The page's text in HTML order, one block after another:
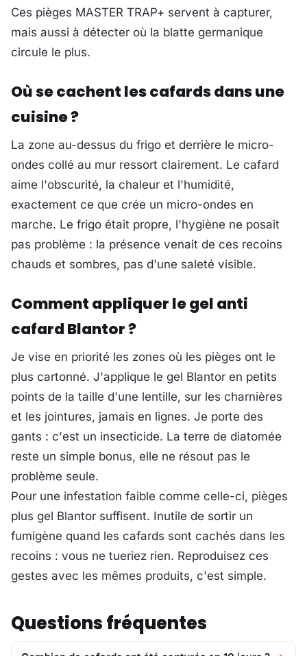
Ces pièges MASTER TRAP+ servent à capturer,
mais aussi à détecter où la blatte germanique
circule le plus.
Où se cachent les cafards dans une
cuisine ?
La zone au-dessus du frigo et derrière le micro-
ondes collé au mur ressort clairement. Le cafard
aime l'obscurité, la chaleur et l'humidité,
exactement ce que crée un micro-ondes en
marche. Le frigo était propre, l'hygiène ne posait
pas problème : la présence venait de ces recoins
chauds et sombres, pas d'une saleté visible.
Comment appliquer le gel anti
cafard Blantor ?
Je vise en priorité les zones où les pièges ont le
plus cartonné. J'applique le gel Blantor en petits
points de la taille d'une lentille, sur les charnières
et les jointures, jamais en lignes. Je porte des
gants : c'est un insecticide. La terre de diatomée
reste un simple bonus, elle ne résout pas le
problème seule.
Pour une infestation faible comme celle-ci, pièges
plus gel Blantor suffisent. Inutile de sortir un
fumigène quand les cafards sont cachés dans les
recoins : vous ne tueriez rien. Reproduisez ces
gestes avec les mêmes produits, c'est simple.
Questions fréquentes